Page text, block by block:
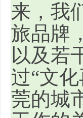
来，我
旅品牌
以及若
过“文
莞的城